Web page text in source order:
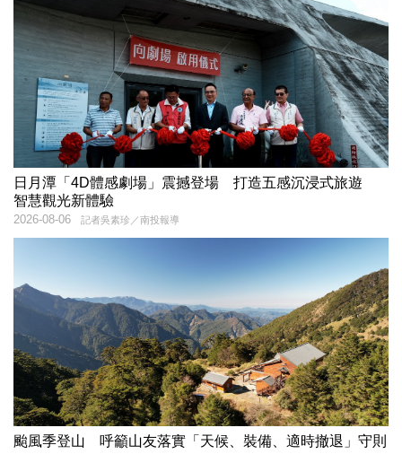
日月潭「4D體感劇場」震撼登場 打造五感沉浸式旅遊
智慧觀光新體驗
記者吳素珍／南投報導
2026-08-06
颱風季登山 呼籲山友落實「天候、裝備、適時撤退」守則